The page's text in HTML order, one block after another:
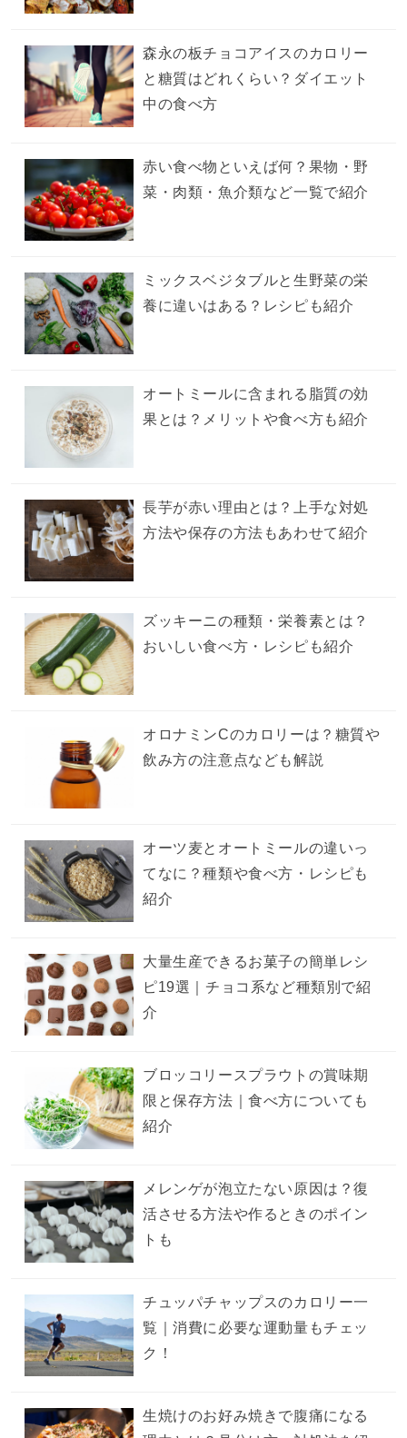
森永の板チョコアイスのカロリー
と糖質はどれくらい？ダイエット
中の食べ方
赤い食べ物といえば何？果物・野
菜・肉類・魚介類など一覧で紹介
ミックスベジタブルと生野菜の栄
養に違いはある？レシピも紹介
オートミールに含まれる脂質の効
果とは？メリットや食べ方も紹介
長芋が赤い理由とは？上手な対処
方法や保存の方法もあわせて紹介
ズッキーニの種類・栄養素とは？
おいしい食べ方・レシピも紹介
オロナミンCのカロリーは？糖質や
飲み方の注意点なども解説
オーツ麦とオートミールの違いっ
てなに？種類や食べ方・レシピも
紹介
大量生産できるお菓子の簡単レシ
ピ19選｜チョコ系など種類別で紹
介
ブロッコリースプラウトの賞味期
限と保存方法｜食べ方についても
紹介
メレンゲが泡立たない原因は？復
活させる方法や作るときのポイン
トも
チュッパチャップスのカロリー一
覧｜消費に必要な運動量もチェッ
ク！
生焼けのお好み焼きで腹痛になる